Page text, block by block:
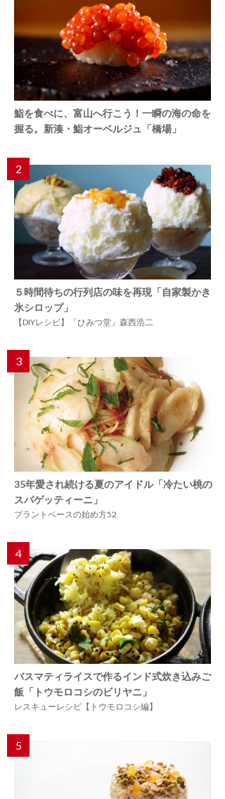
鮨を食べに、富山へ行こう！一瞬の海の命を
握る。新湊・鮨オーベルジュ「橋場」
2
５時間待ちの行列店の味を再現「自家製かき
氷シロップ」
【DIYレシピ】「ひみつ堂」森西浩二
3
35年愛され続ける夏のアイドル「冷たい桃の
スパゲッティーニ」
プラントベースの始め方52
4
バスマティライスで作るインド式炊き込みご
飯「トウモロコシのビリヤニ」
レスキューレシピ【トウモロコシ編】
5